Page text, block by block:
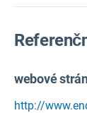
webové
http://